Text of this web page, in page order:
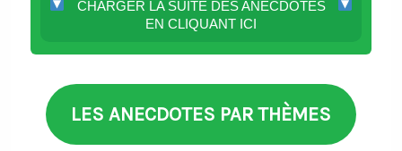
CHARGER LA SUITE DES ANECDOTES
EN CLIQUANT ICI
LES ANECDOTES PAR THÈMES